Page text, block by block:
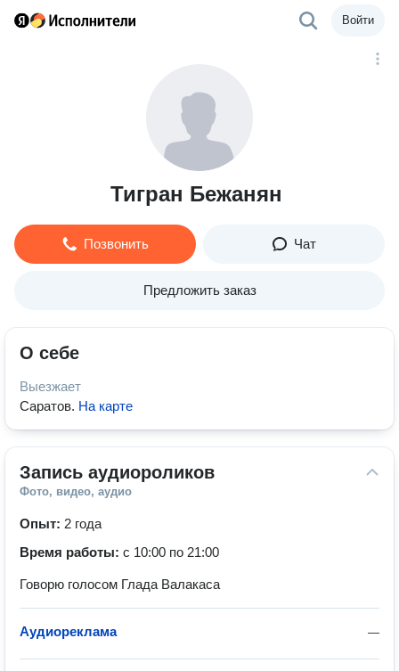
Войти
Тигран Бежанян
Позвонить Чат
Предложить заказ
О себе
Выезжает
Саратов. На карте
Запись аудиороликов
Фото, видео, аудио
Опыт: 2 года
Время работы: с 10:00 по 21:00
Говорю голосом Глада Валакаса
—
Аудиореклама